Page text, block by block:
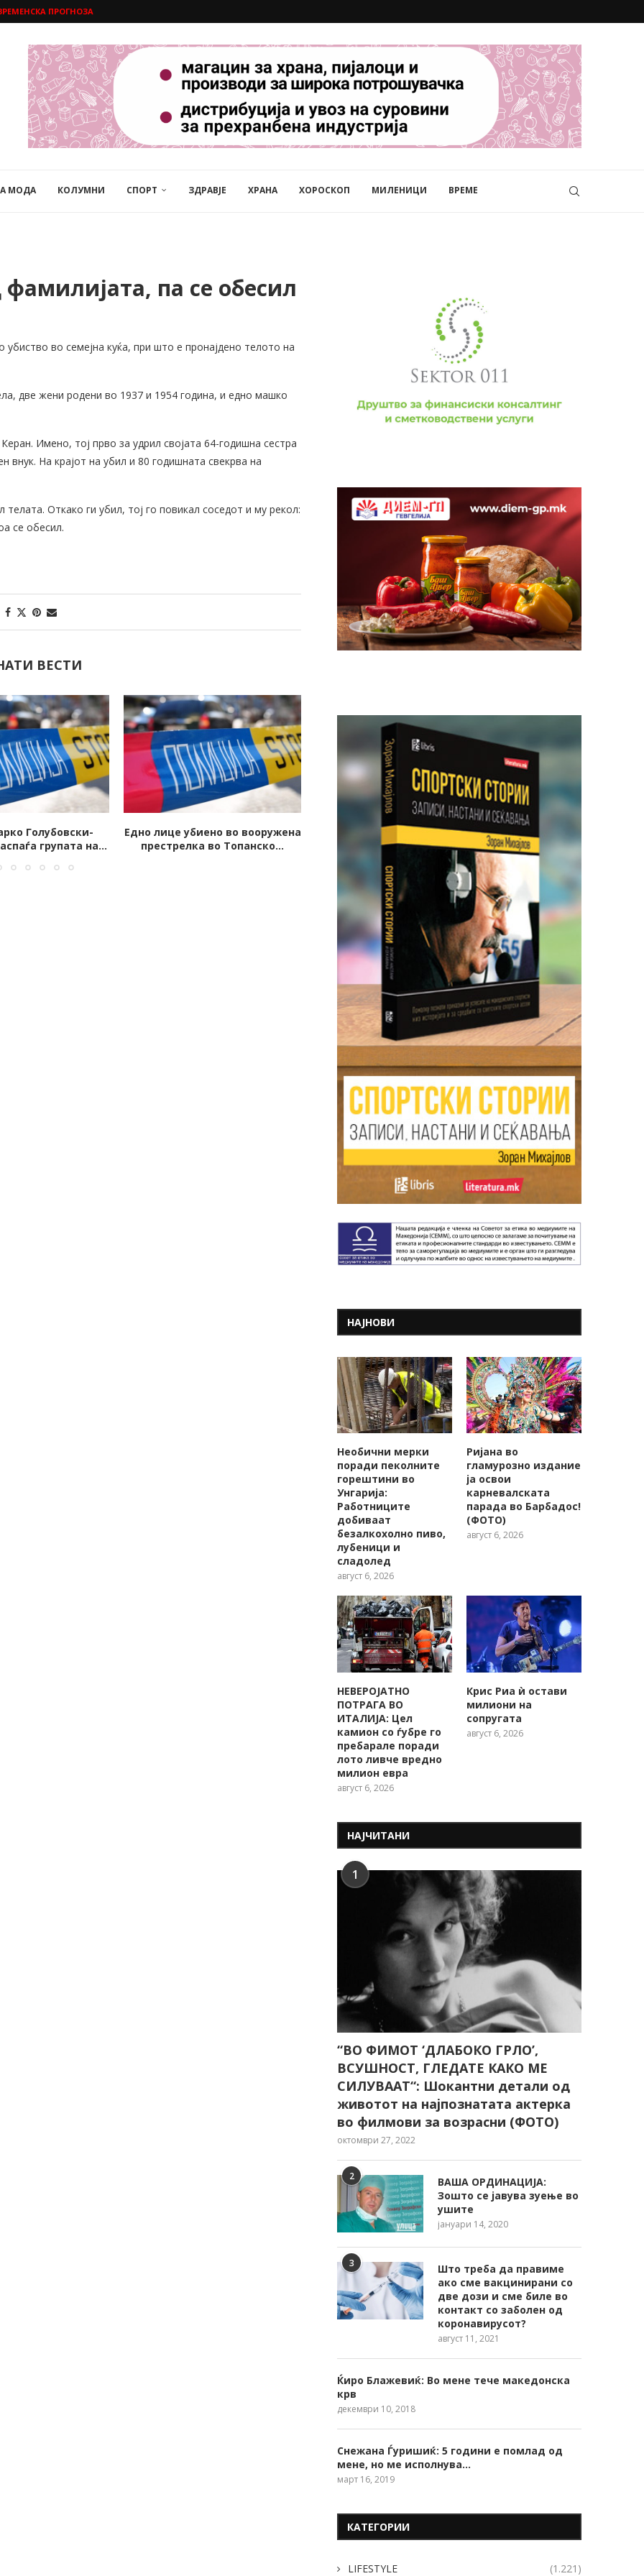
ПРОГНОЗА
МОДА КОЛУМНИ СПОРТ ЗДРАВЈЕ ХРАНА ХОРОСКОП МИЛЕНИЦИ ВРЕМЕ
па се обесил
убиство во семејна куќа, при што е пронајдено телото на
две жени родени во 1937 и 1954 година, и едно машко
Имено, тој прво за удрил својата 64-годишна сестра
внук. На крајот на убил и 80 годишната свекрва на
Откако ги убил, тој го повикал соседот и му рекол:
се обесил.
ВЕСТИ
во вооружена
во Топанско...
Запален автомобил на јавен
обвинител од Скопје
Загина 22-годишна девојка на
„Партизанска“ – возачот во...
Вооружен грабеж во
во Градски парк,
НАЈНОВИ
Необични мерки
поради пеколните
горештини во
Унгарија:
Работниците
добиваат
безалкохолно пиво,
лубеници и
сладолед
август 6, 2026
Ријана во
гламурозно издание
ја освои
карневалската
парада во Барбадос!
(ФОТО)
август 6, 2026
НЕВЕРОЈАТНО
ПОТРАГА ВО
ИТАЛИЈА: Цел
камион со ѓубре го
пребарале поради
лото ливче вредно
милион евра
август 6, 2026
Крис Риа ѝ остави
милиони на
сопругата
август 6, 2026
НАЈЧИТАНИ
1
“ВО ФИМОТ ‘ДЛАБОКО ГРЛО’,
ВСУШНОСТ, ГЛЕДАТЕ КАКО МЕ
СИЛУВААТ“: Шокантни детали од
животот на најпознатата актерка
во филмови за возрасни (ФОТО)
октомври 27, 2022
2
ВАША ОРДИНАЦИЈА:
Зошто се јавува зуење во
ушите
јануари 14, 2020
3
Што треба да правиме
ако сме вакцинирани со
две дози и сме биле во
контакт со заболен од
коронавирусот?
август 11, 2021
Ќиро Блажевиќ: Во мене тече македонска
крв
декември 10, 2018
Снежана Ѓуришиќ: 5 години е помлад од
мене, но ме исполнува…
март 16, 2019
КАТЕГОРИИ
LIFESTYLE (1.221)